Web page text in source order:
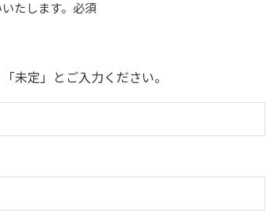
たします。 必須
未定」とご入力ください。